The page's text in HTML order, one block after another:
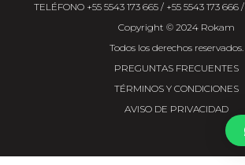
TELÉFONO +55 5543 173 665 / +55 5543 173 666 /
Copyright © 2024 Rokam
Todos los derechos reservados.
PREGUNTAS FRECUENTES
TÉRMINOS Y CONDICIONES
AVISO DE PRIVACIDAD